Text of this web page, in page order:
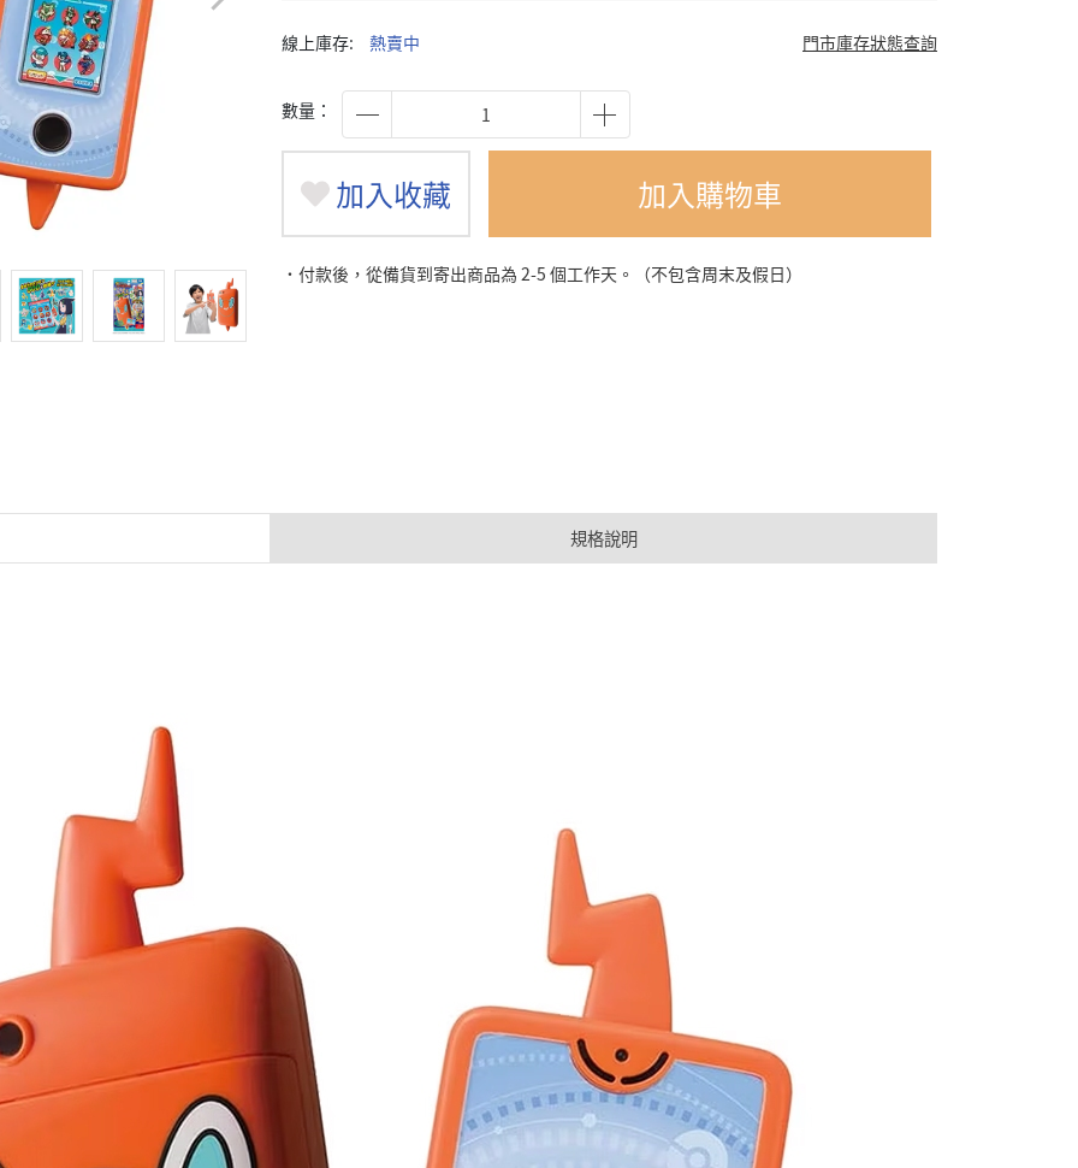
線上庫存: 熱賣中 門市庫存狀態查詢
數量：
加入收藏 加入購物車
˙付款後，從備貨到寄出商品為 2-5 個工作天。（不包含周末及假日）
規格說明